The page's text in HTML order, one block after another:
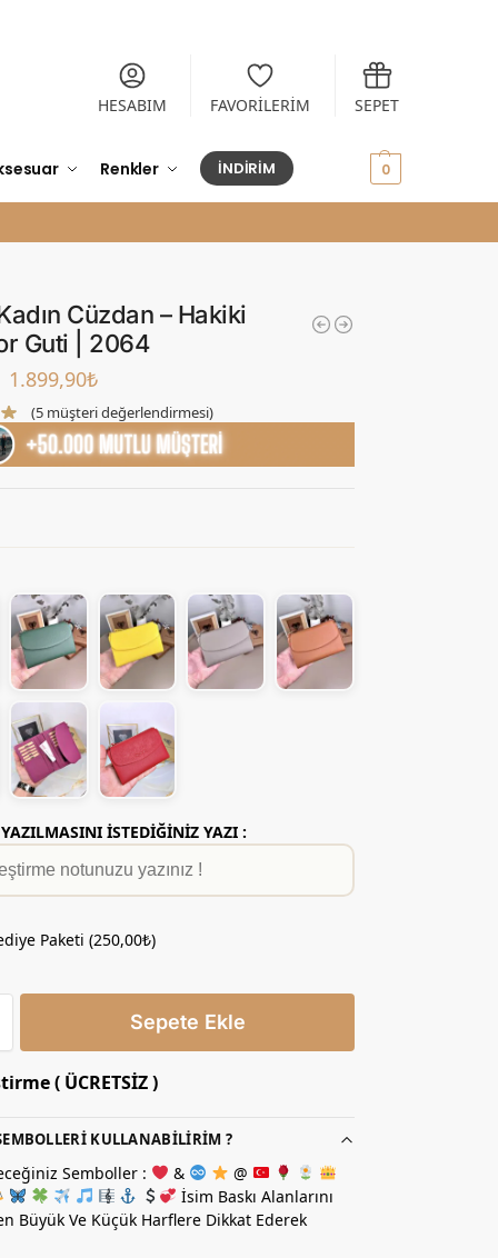
HESABIM FAVORİLERİM SEPET
Renkler İNDİRİM 0
Cüzdan – Hakiki
Guti | 2064
1.899,90₺
(5müşteri değerlendirmesi)
İSTEDİĞİNİZ YAZI :
Paketi (250,00₺)
Sepete Ekle
( ÜCRETSİZ )
KULLANABILIRIM ?
Semboller : &
@
İsim Baskı Alanlarını
Büyük Ve Küçük Harflere Dikkat Ederek